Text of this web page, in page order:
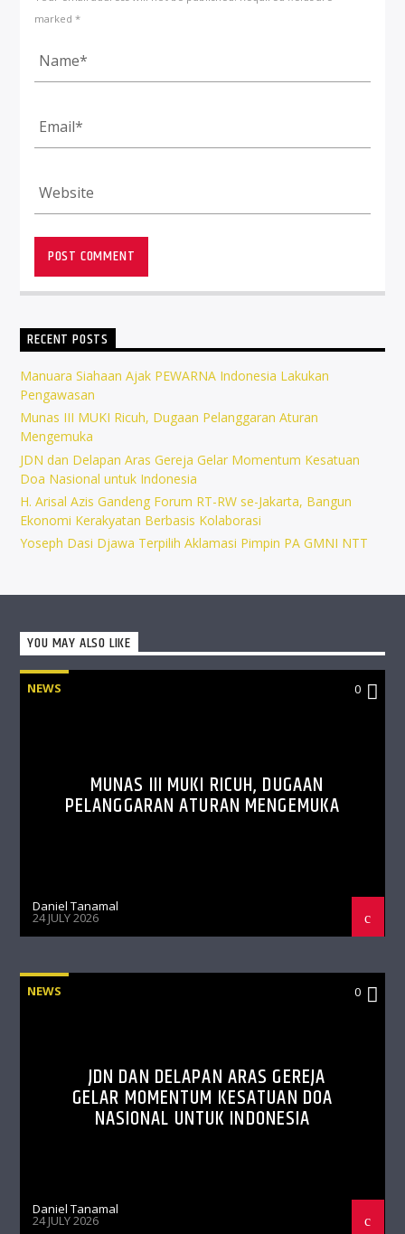
marked *
RECENT POSTS
Manuara Siahaan Ajak PEWARNA Indonesia Lakukan
Pengawasan
Munas III MUKI Ricuh, Dugaan Pelanggaran Aturan
Mengemuka
JDN dan Delapan Aras Gereja Gelar Momentum Kesatuan
Doa Nasional untuk Indonesia
H. Arisal Azis Gandeng Forum RT-RW se-Jakarta, Bangun
Ekonomi Kerakyatan Berbasis Kolaborasi
Yoseph Dasi Djawa Terpilih Aklamasi Pimpin PA GMNI NTT
YOU MAY ALSO LIKE
NEWS 0
MUNAS III MUKI RICUH, DUGAAN
PELANGGARAN ATURAN MENGEMUKA
Daniel Tanamal
24 JULY 2026
NEWS 0
JDN DAN DELAPAN ARAS GEREJA
GELAR MOMENTUM KESATUAN DOA
NASIONAL UNTUK INDONESIA
Daniel Tanamal
24 JULY 2026